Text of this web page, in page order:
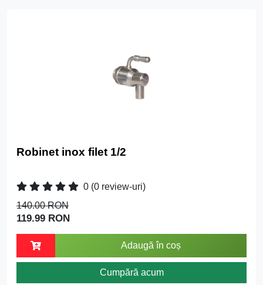
Robinet inox filet 1/2
0 (0 review-uri)
140.00 RON
119.99 RON
Adaugă în coș
Cumpără acum